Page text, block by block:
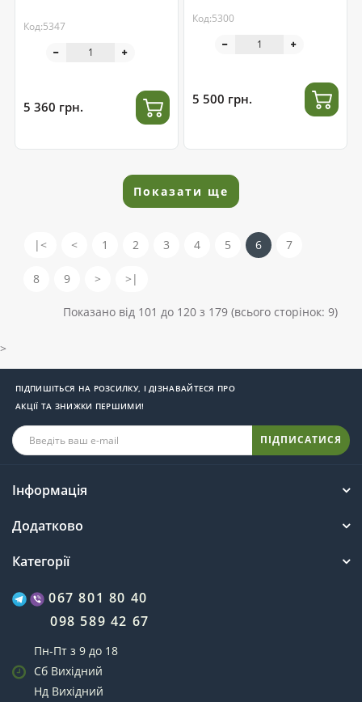
Код:5347
5 360 грн.
Код:5300
5 500 грн.
Показати ще
|< < 1 2 3 4 5 6 7
8 9 > >|
Показано від 101 до 120 з 179 (всього сторінок: 9)
>
ПІДПИШІТЬСЯ НА РОЗСИЛКУ, І ДІЗНАВАЙТЕСЯ ПРО
АКЦІЇ ТА ЗНИЖКИ ПЕРШИМИ!
ПІДПИСАТИСЯ
Інформація
Додатково
Категорії
067 801 80 40
098 589 42 67
Пн-Пт з 9 до 18
Сб Вихідний
Нд Вихідний